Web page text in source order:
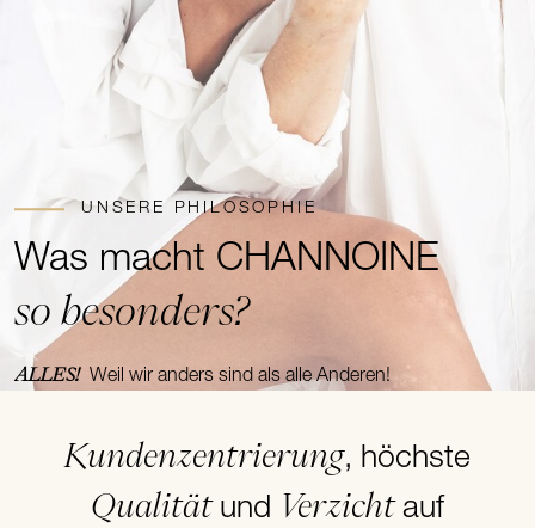
UNSERE PHILOSOPHIE
Was macht CHANNOINE
so besonders?
ALLES! Weil wir anders sind als alle Anderen!
Kundenzentrierung, höchste
Qualität und Verzicht auf